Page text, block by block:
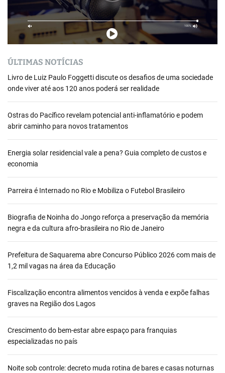
ÚLTIMAS NOTÍCIAS
Livro de Luiz Paulo Foggetti discute os desafios de uma sociedade
onde viver até aos 120 anos poderá ser realidade
Ostras do Pacífico revelam potencial anti-inflamatório e podem
abrir caminho para novos tratamentos
Energia solar residencial vale a pena? Guia completo de custos e
economia
Parreira é Internado no Rio e Mobiliza o Futebol Brasileiro
Biografia de Noinha do Jongo reforça a preservação da memória
negra e da cultura afro-brasileira no Rio de Janeiro
Prefeitura de Saquarema abre Concurso Público 2026 com mais de
1,2 mil vagas na área da Educação
Fiscalização encontra alimentos vencidos à venda e expõe falhas
graves na Região dos Lagos
Crescimento do bem-estar abre espaço para franquias
especializadas no país
Noite sob controle: decreto muda rotina de bares e casas noturnas